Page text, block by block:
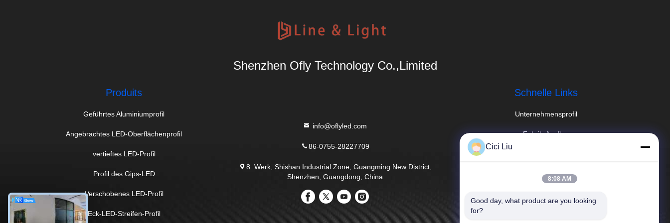
Shenzhen Ofly Technology Co.,Limited
Produits
Geführtes Aluminiumprofil
Angebrachtes LED-Oberflächenprofil
vertieftes LED-Profil
Profil des Gips-LED
Verschobenes LED-Profil
Eck-LED-Streifen-Profil
info@oflyled.com
86-0755-28227709
8. Werk, Shishan Industrial Zone, Guangming New District,
Shenzhen, Guangdong, China
Schnelle Links
Unternehmensprofil
Fabrik-Ausflug
Neuigkeiten
Cici Liu
8:08 AM
Good day, what product are you looking
for?